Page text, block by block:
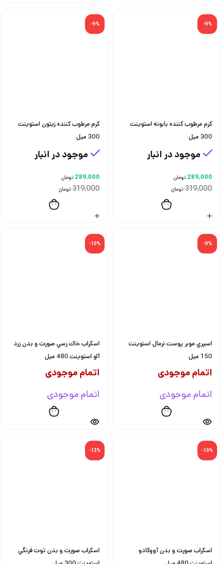
-9%
كرم مرطوب كننده بابونه استوينت
300 ميل
موجود در انبار
319,000 تومان
289,000 تومان
-9%
كرم مرطوب كننده زيتون استوينت
300 ميل
موجود در انبار
319,000 تومان
289,000 تومان
-9%
اسپري موبر پوست نرمال استوينت
150 ميل
اتمام موجودی
اتمام موجودی
-10%
اسكراب خاك رسي صورت و بدن زرد
آلو استوينت 480 ميل
اتمام موجودی
اتمام موجودی
-10%
اسكراب صورت و بدن آووكادو
-13%
اسكراب صورت و بدن توت فرنگي